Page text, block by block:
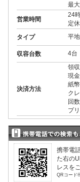
最
営業時間
24
定
タイプ
平
収容台数 4台
決済方法
領
現
紙
ク
回
プ
制限事項
3ナ
RV
高
幅
長
重
携帯電
た右の
レスを
QRコード